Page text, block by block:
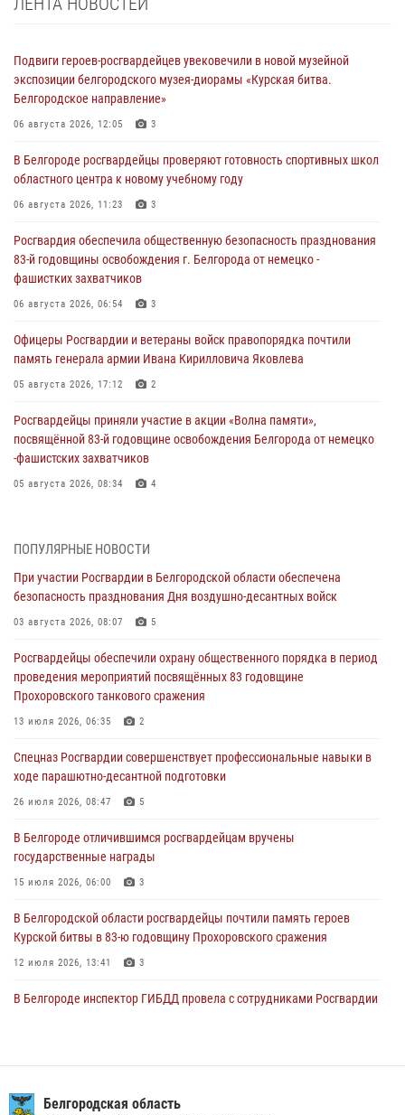
Подвиги героев‑росгвардейцев увековечили в новой музейной
экспозиции белгородского музея‑диорамы «Курская битва.
Белгородское направление»
06 августа 2026, 12:05 3
В Белгороде росгвардейцы проверяют готовность спортивных школ
областного центра к новому учебному году
06 августа 2026, 11:23 3
Росгвардия обеспечила общественную безопасность празднования
83-й годовщины освобождения г. Белгорода от немецко -
фашистких захватчиков
06 августа 2026, 06:54 3
Офицеры Росгвардии и ветераны войск правопорядка почтили
память генерала армии Ивана Кирилловича Яковлева
05 августа 2026, 17:12 2
Росгвардейцы приняли участие в акции «Волна памяти»,
посвящённой 83‑й годовщине освобождения Белгорода от немецко
‑фашистских захватчиков
05 августа 2026, 08:34 4
Росгвардейцы спасли раненого при атаке FPV-дрона ВСУ жителя
белгородского приграничья
За неделю белгородские росгвардейцы пресекли свыше 130
правонарушений
04 августа 2026, 06:03
Сотрудники Росгвардии задержали подозреваемую в краже
товаров из гипермаркета в Белгороде
03 августа 2026, 13:29
«Я расскажу вам о Герое»: история подполковника милиции в
отставке Виктора Хайрулика (видео)
03 августа 2026, 10:37
ПОПУЛЯРНЫЕ НОВОСТИ
При участии Росгвардии в Белгородской области обеспечена
безопасность празднования Дня воздушно-десантных войск
03 августа 2026, 08:07 5
Росгвардейцы обеспечили охрану общественного порядка в период
проведения мероприятий посвящённых 83 годовщине
Прохоровского танкового сражения
13 июля 2026, 06:35 2
Спецназ Росгвардии совершенствует профессиональные навыки в
ходе парашютно-десантной подготовки
26 июля 2026, 08:47 5
В Белгороде отличившимся росгвардейцам вручены
государственные награды
15 июля 2026, 06:00 3
В Белгородской области росгвардейцы почтили память героев
Курской битвы в 83-ю годовщину Прохоровского сражения
12 июля 2026, 13:41 3
В Белгороде инспектор ГИБДД провела с сотрудниками Росгвардии
подготовке спецподразделения в эфире радио «России - Белгород»
Белгородская область